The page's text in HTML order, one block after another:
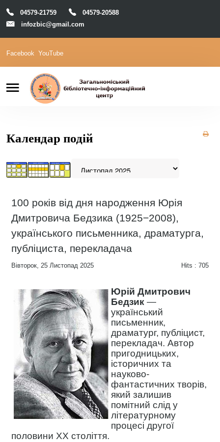
Головна
Відділи
М-Архів
04579-21759
04579-20588
infozbic@gmail.com
Пошук
Facebook YouTube
Календар подій
100 років від дня народження Юрія
Дмитровича Бедзика (1925−2008),
українського письменника, драматурга,
публіциста, перекладача
Вівторок, 25 Листопад 2025 Hits : 705
Юрій Дмитрович
Бедзик —
український
письменник,
драматург, публіцист,
перекладач. Автор
пригодницьких,
історичних та
науково-
фантастичних творів,
який залишив
помітний слід у
літературному
процесі другої
половини ХХ століття.